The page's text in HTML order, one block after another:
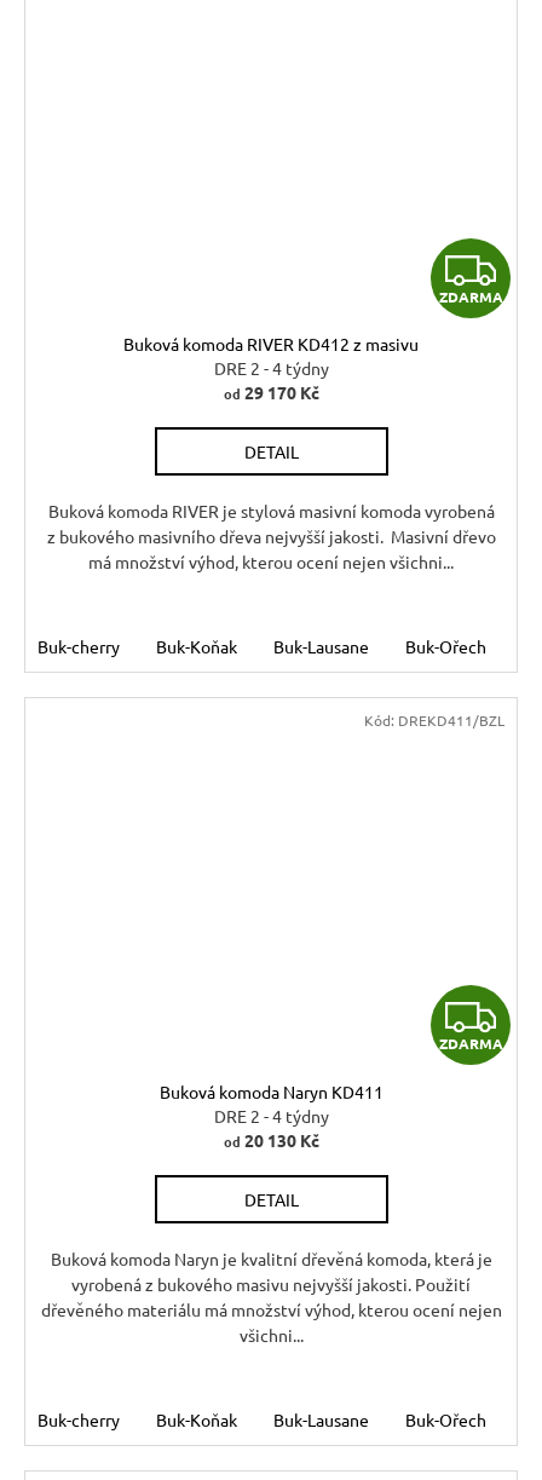
Z
D
A
ZDARMA
Buková komoda RIVER KD412 z masivu
DRE 2 - 4 týdny
od 29 170 Kč
DETAIL
Buková komoda RIVER je stylová masivní komoda vyrobená
z bukového masivního dřeva nejvyšší jakosti. Masivní dřevo
má množství výhod, kterou ocení nejen všichni...
Buk-cherry Buk-Koňak Buk-Lausane Buk-Ořech
Z
D
ZDARMA
Buková komoda Naryn KD411
DRE 2 - 4 týdny
od 20 130 Kč
DETAIL
Buková komoda Naryn je kvalitní dřevěná komoda, která je
vyrobená z bukového masivu nejvyšší jakosti. Použití
dřevěného materiálu má množství výhod, kterou ocení nejen
všichni...
Buk-cherry Buk-Koňak Buk-Lausane Buk-Ořech
Kód: DREKD411/BZL